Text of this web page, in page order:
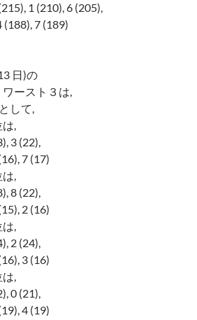
1 (210), 6 (205),
7 (189)
日)の
ースト３は,
して,
,
3 (22),
7 (17)
,
8 (22),
2 (16)
,
2 (24),
3 (16)
,
0 (21),
4 (19)